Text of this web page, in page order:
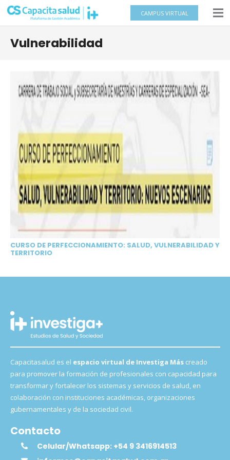
CAMPUS VIRTUAL
Vulnerabilidad
CURSO DE PERFECCIONAMIENTO: SALUD, VULNERABILIDAD Y
TERRITORIO
Capacitasalud es el espacio virtual de Investiga Máscreado
para promover la formación de profesionales con capacidad para
transformar y fortalecer los sistemas y servicios de salud, en
colaboración con instituciones académicas, organizaciones
gubernamentales y de la sociedad civil.
Contacto
Celular/Whatsapp: +54 9 3416914513